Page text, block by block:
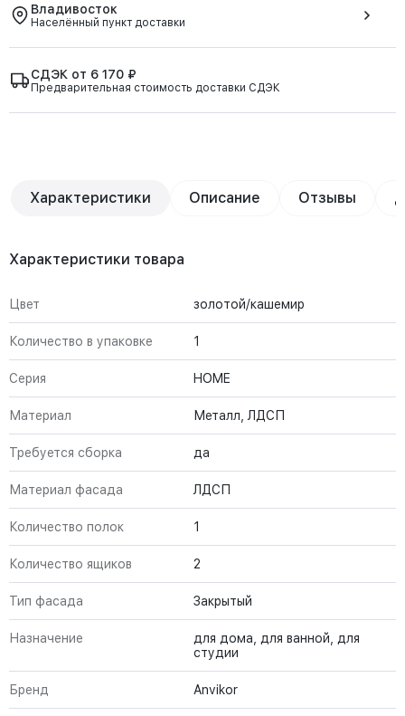
Владивосток
Населённый пункт доставки
СДЭК от 6 170 ₽
Предварительная стоимость доставки СДЭК
Характеристики Описание Отзывы
Характеристики товара
Цвет золотой/кашемир
Количество в упаковке 1
Серия HOME
Материал Металл, ЛДСП
Требуется сборка да
Материал фасада ЛДСП
Количество полок 1
Количество ящиков 2
Тип фасада Закрытый
Назначение
для дома, для ванной, для
студии
Бренд Anvikor